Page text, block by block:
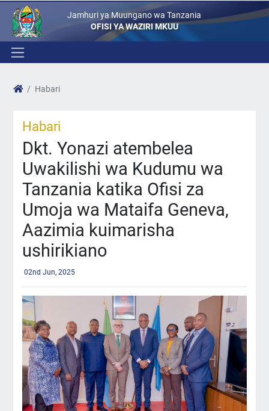
Jamhuri ya Muungano wa Tanzania
OFISI YA WAZIRI MKUU
Habari
Habari
Dkt. Yonazi atembelea
Uwakilishi wa Kudumu wa
Tanzania katika Ofisi za
Umoja wa Mataifa Geneva,
Aazimia kuimarisha
ushirikiano
02nd Jun, 2025